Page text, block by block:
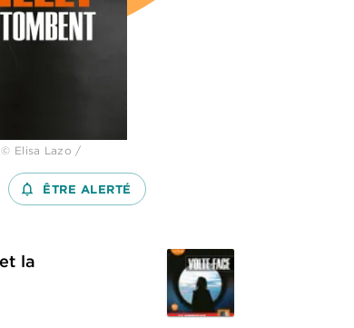
Elisa Lazo /
notifications_none_outlined
ÊTRE ALERTÉ
la